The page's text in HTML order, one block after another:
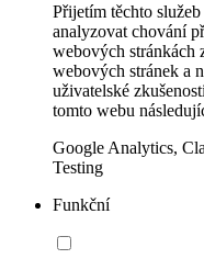
Přijetím těchto
analyzovat chování
webových stránkách
webových stránek a
uživatelské
tomto webu
Google Analytics,
Testing
Funkční